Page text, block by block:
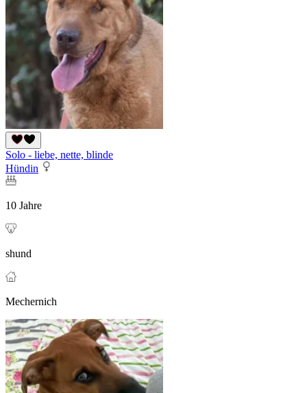
Solo - liebe, nette, blinde
Hündin
10 Jahre
shund
Mechernich